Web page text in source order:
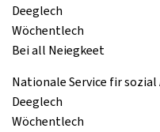
Deeglech
Wöchentlech
Bei all Neiegkeet
Nationale Service fir sozial
Deeglech
Wöchentlech